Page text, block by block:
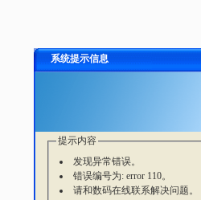
系统提示信息
提示内容
发现异常错误。
错误编号为: error 110。
请和数码在线联系解决问题。